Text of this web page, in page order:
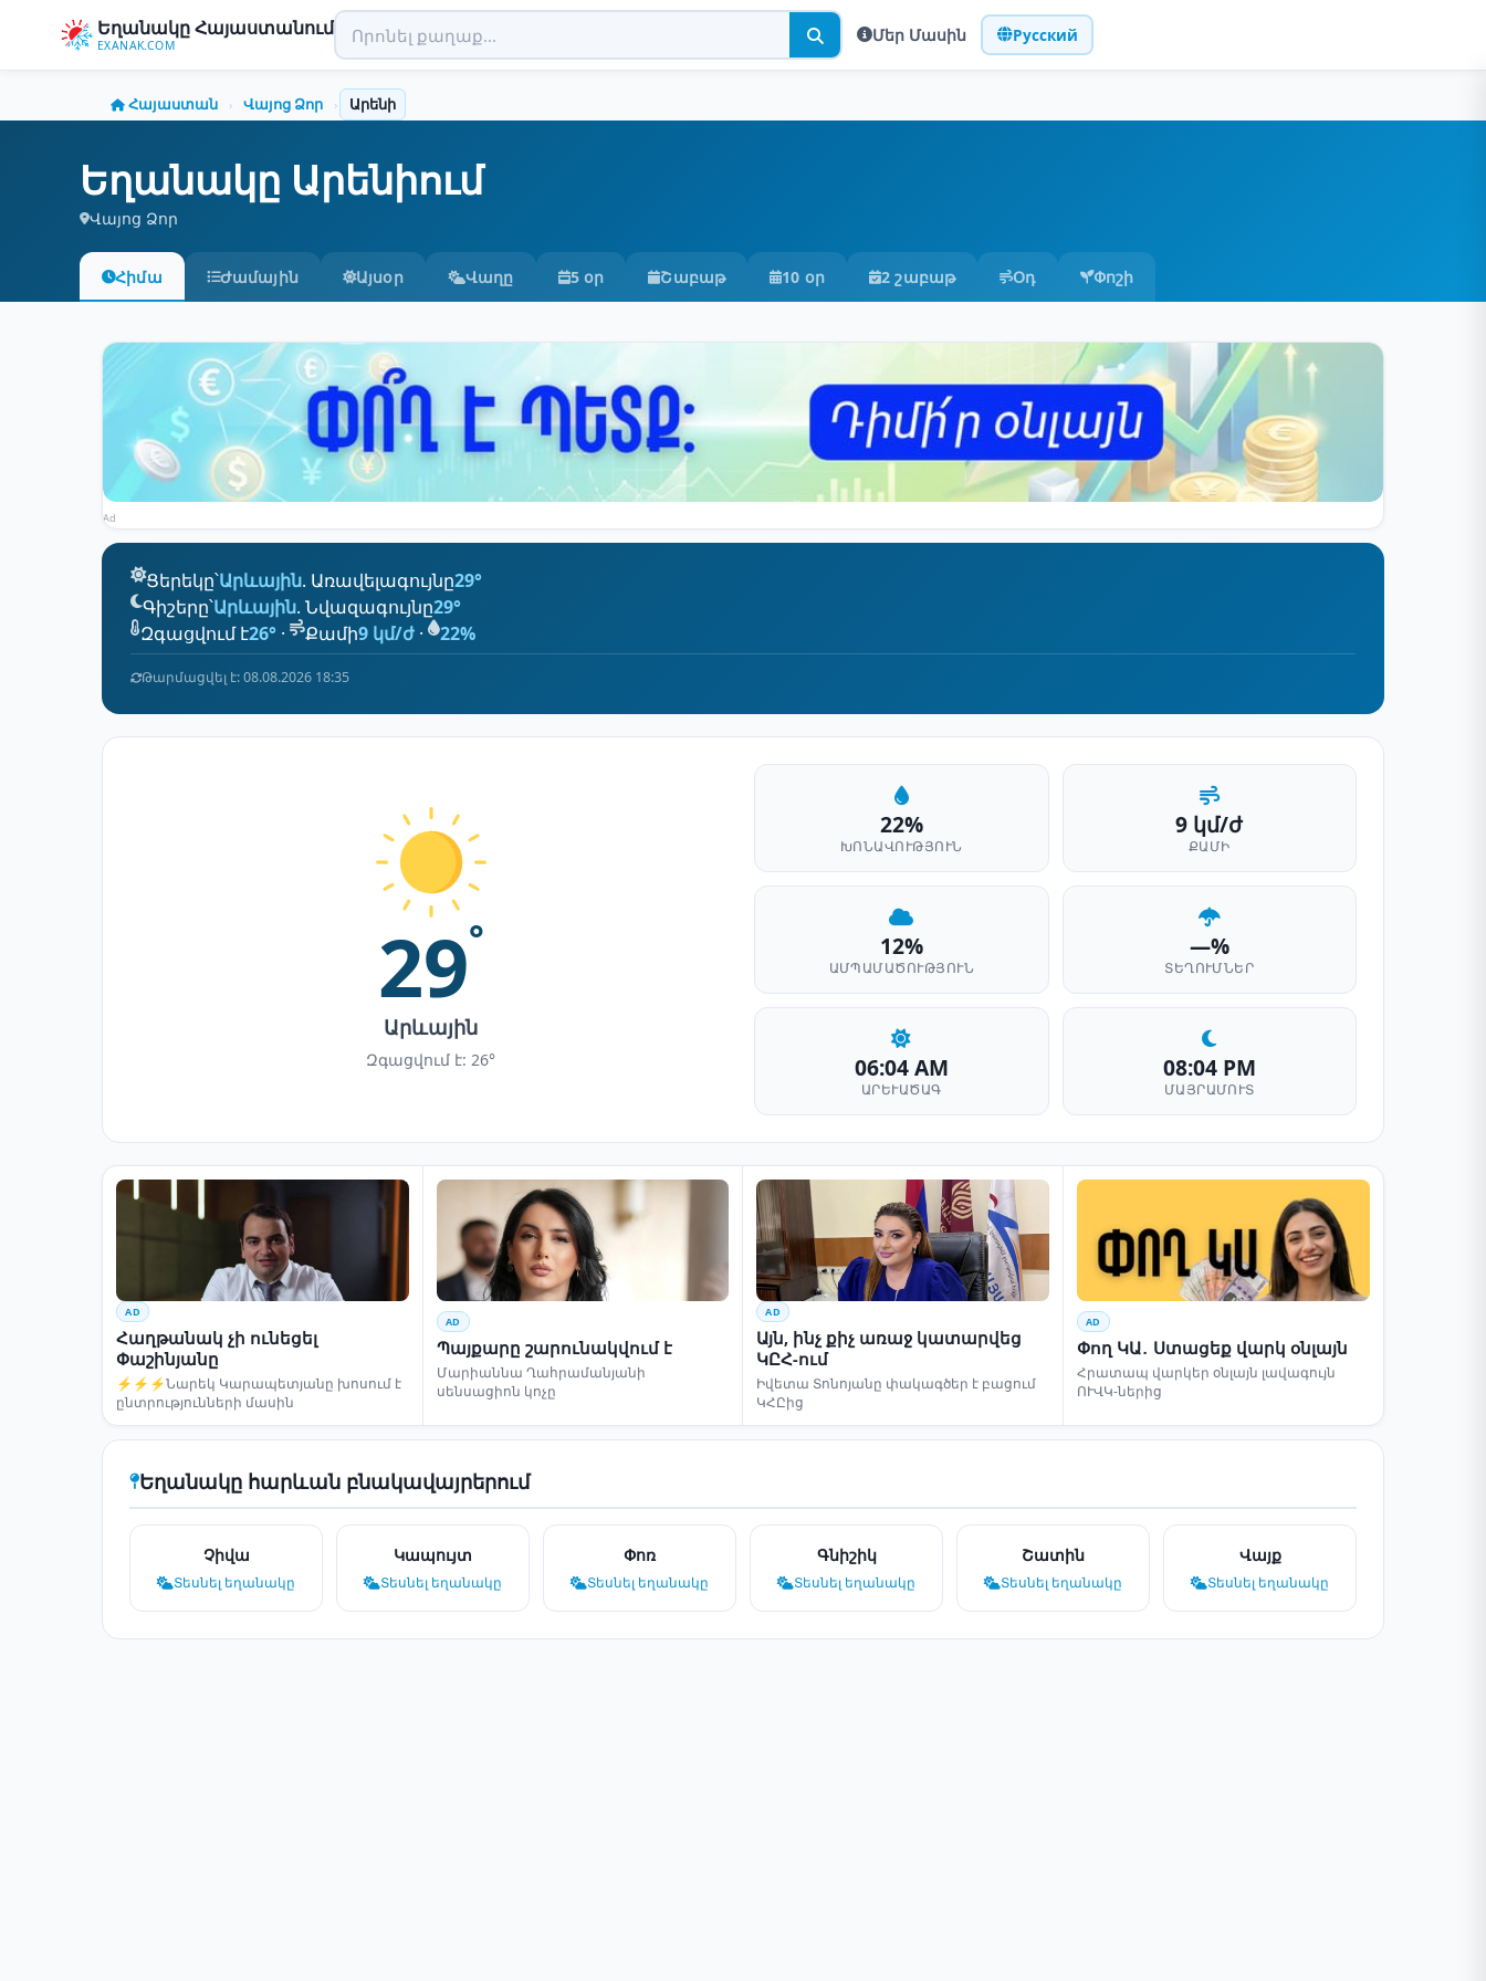
Եղանակը Հայաստանում
EXANAK.COM
Մեր Մասին Русский
Հայաստան › Վայոց Ձոր › Արենի
Եղանակը Արենիում
Վայոց Ձոր
Հիմա Ժամային Այսօր Վաղը 5 օր Շաբաթ 10 օր 2 շաբաթ Օդ Փոշի
Ad
Ցերեկը՝Արևային. Առավելագույնը29°
Գիշերը՝Արևային. Նվազագույնը29°
Զգացվում է26° · Քամի9 կմ/ժ · 22%
Թարմացվել է: 08.08.2026 18:35
29°
Արևային
Զգացվում է: 26°
22%
ԽՈՆԱՎՈՒԹՅՈՒՆ
9 կմ/ժ
ՔԱՄԻ
12%
ԱՄՊԱՄԱԾՈՒԹՅՈՒՆ
—%
ՏԵՂՈՒՄՆԵՐ
06:04 AM
ԱՐԵՒԱԾԱԳ
08:04 PM
ՄԱՅՐԱՄՈՒՏ
AD
Հաղթանակ չի ունեցել
Փաշինյանը
⚡⚡⚡Նարեկ Կարապետյանը խոսում է
ընտրությունների մասին
AD
Պայքարը շարունակվում է
Մարիաննա Ղահրամանյանի
սենսացիոն կոչը
AD
Այն, ինչ քիչ առաջ կատարվեց
ԿԸՀ-ում
Իվետա Տոնոյանը փակագծեր է բացում
ԿՀԸից
AD
Փող ԿԱ․ Ստացեք վարկ օնլայն
Հրատապ վարկեր օնլայն լավագույն
ՈՒՎԿ-ներից
Եղանակը հարևան բնակավայրերում
Չիվա
Տեսնել եղանակը
Կապույտ
Տեսնել եղանակը
Փոռ
Տեսնել եղանակը
Գնիշիկ
Տեսնել եղանակը
Շատին
Տեսնել եղանակը
Վայք
Տեսնել եղանակը